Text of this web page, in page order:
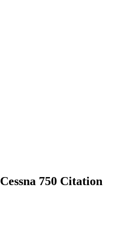
Cessna 750 Citation